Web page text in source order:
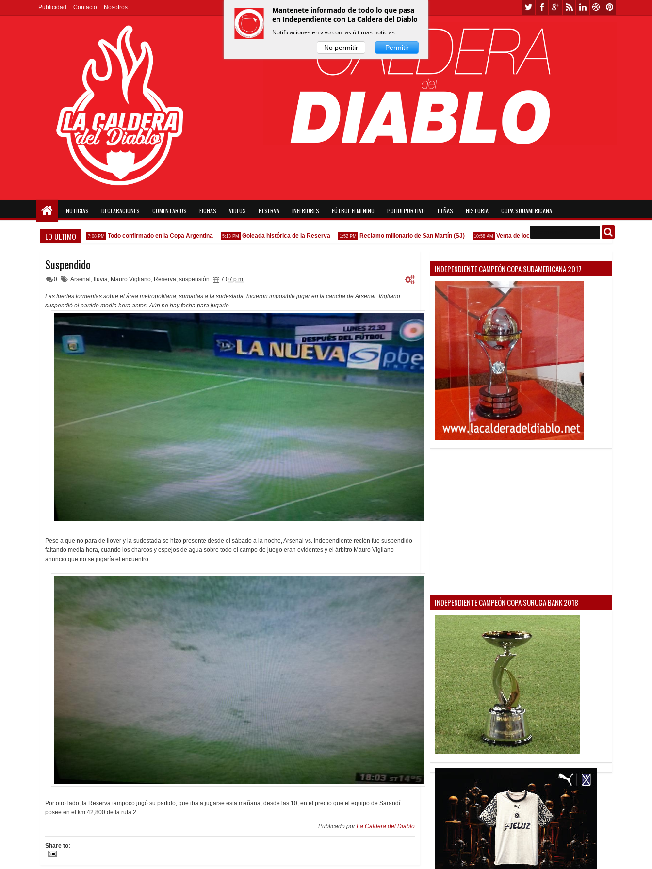
Publicidad Contacto Nosotros
NOTICIAS DECLARACIONES COMENTARIOS FICHAS VIDEOS RESERVA INFERIORES FÚTBOL FEMENINO POLIDEPORTIVO PEÑAS HISTORIA COPA SUDAMERICANA
LO ULTIMO
venga gente nueva" 7:08 PM Todo confirmado en la Copa Argentina 5:13 PM Goleada histórica de la Reserva 1:52 PM Reclamo millonario de San Martín (SJ) 10:58 AM Venta de localidades ante Platense Godoy
Suspendido
0 Arsenal , lluvia, Mauro Vigliano, Reserva, suspensión 7:07 p.m.
Las fuertes tormentas sobre el área metropolitana, sumadas a la sudestada, hicieron imposible jugar en la cancha de Arsenal. Vigliano
suspendió el partido media hora antes. Aún no hay fecha para jugarlo.
Pese a que no para de llover y la sudestada se hizo presente desde el sábado a la noche, Arsenal vs. Independiente recién fue suspendido
faltando media hora, cuando los charcos y espejos de agua sobre todo el campo de juego eran evidentes y el árbitro Mauro Vigliano
anunció que no se jugaría el encuentro.
Por otro lado, la Reserva tampoco jugó su partido, que iba a jugarse esta mañana, desde las 10, en el predio que el equipo de Sarandí
posee en el km 42,800 de la ruta 2.
Publicado porLa Caldera del Diablo
Share to:
INDEPENDIENTE CAMPEÓN COPA SUDAMERICANA 2017
INDEPENDIENTE CAMPEÓN COPA SURUGA BANK 2018
Mantenete informado de todo lo que pasa
en Independiente con La Caldera del Diablo
Notificaciones en vivo con las últimas noticias
No permitir Permitir